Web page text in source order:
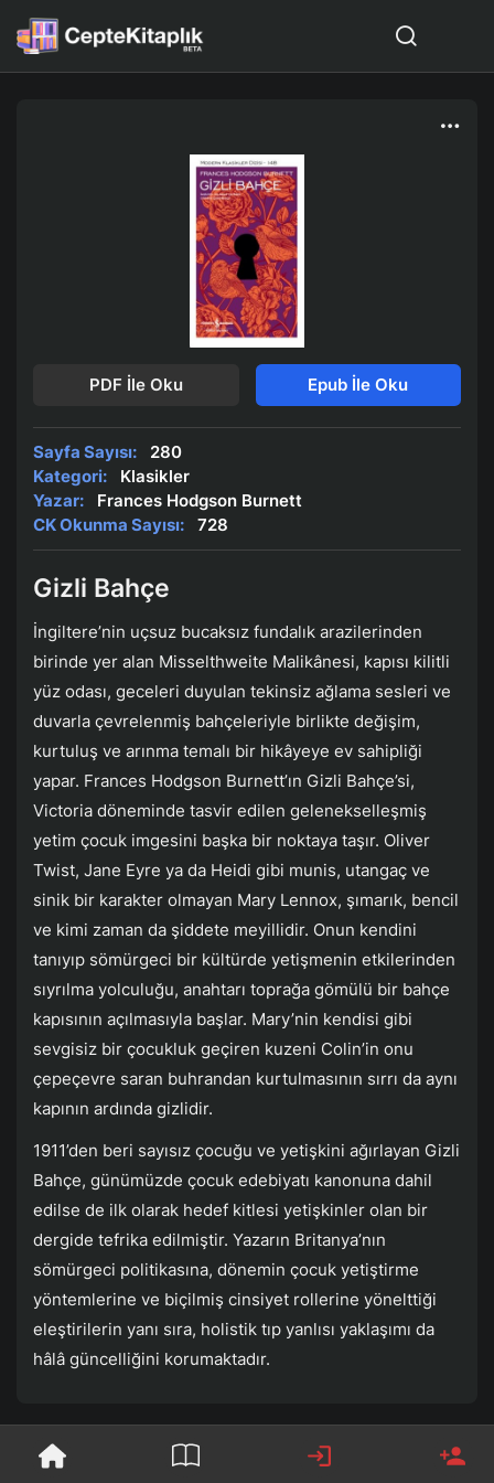
PDF İle Oku Epub İle Oku
Sayfa Sayısı:
280
Kategori:
Klasikler
Yazar:
Frances Hodgson Burnett
CK Okunma Sayısı:
728
Gizli Bahçe
İngiltere’nin uçsuz bucaksız fundalık arazilerinden
birinde yer alan Misselthweite Malikânesi, kapısı kilitli
yüz odası, geceleri duyulan tekinsiz ağlama sesleri ve
duvarla çevrelenmiş bahçeleriyle birlikte değişim,
kurtuluş ve arınma temalı bir hikâyeye ev sahipliği
yapar. Frances Hodgson Burnett’ın Gizli Bahçe’si,
Victoria döneminde tasvir edilen gelenekselleşmiş
yetim çocuk imgesini başka bir noktaya taşır. Oliver
Twist, Jane Eyre ya da Heidi gibi munis, utangaç ve
sinik bir karakter olmayan Mary Lennox, şımarık, bencil
ve kimi zaman da şiddete meyillidir. Onun kendini
tanıyıp sömürgeci bir kültürde yetişmenin etkilerinden
sıyrılma yolculuğu, anahtarı toprağa gömülü bir bahçe
kapısının açılmasıyla başlar. Mary’nin kendisi gibi
sevgisiz bir çocukluk geçiren kuzeni Colin’in onu
çepeçevre saran buhrandan kurtulmasının sırrı da aynı
kapının ardında gizlidir.
1911’den beri sayısız çocuğu ve yetişkini ağırlayan Gizli
Bahçe, günümüzde çocuk edebiyatı kanonuna dahil
edilse de ilk olarak hedef kitlesi yetişkinler olan bir
dergide tefrika edilmiştir. Yazarın Britanya’nın
sömürgeci politikasına, dönemin çocuk yetiştirme
yöntemlerine ve biçilmiş cinsiyet rollerine yönelttiği
eleştirilerin yanı sıra, holistik tıp yanlısı yaklaşımı da
hâlâ güncelliğini korumaktadır.